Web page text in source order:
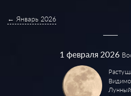
← Январь 2026
1 февраля 2026